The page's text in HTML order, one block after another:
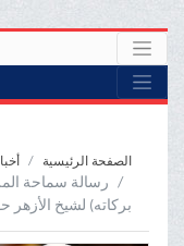
الصفحة الرئيسية
رسالة سماحة
بركاته) لشيخ